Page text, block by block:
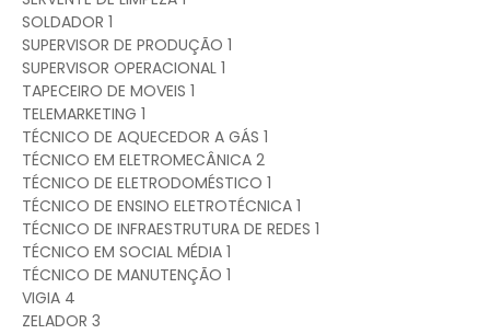
SOLDADOR 1
SUPERVISOR DE PRODUÇÃO 1
SUPERVISOR OPERACIONAL 1
TAPECEIRO DE MOVEIS 1
TELEMARKETING 1
TÉCNICO DE AQUECEDOR A GÁS 1
TÉCNICO EM ELETROMECÂNICA 2
TÉCNICO DE ELETRODOMÉSTICO 1
TÉCNICO DE ENSINO ELETROTÉCNICA 1
TÉCNICO DE INFRAESTRUTURA DE REDES 1
TÉCNICO EM SOCIAL MÉDIA 1
TÉCNICO DE MANUTENÇÃO 1
VIGIA 4
ZELADOR 3